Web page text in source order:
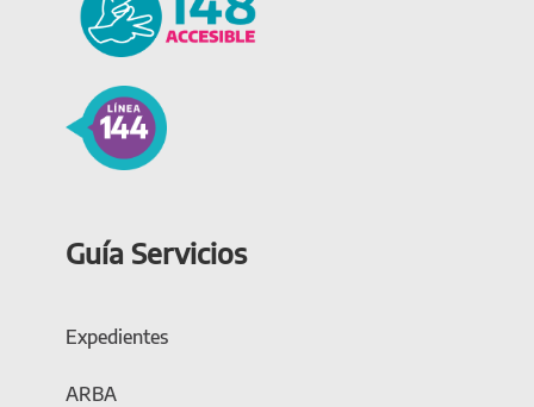
Guía Servicios
Expedientes
ARBA